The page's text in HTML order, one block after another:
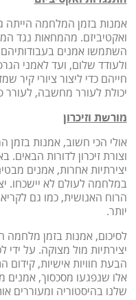
אמנות בזמן המלחמה הייתה
השתמשו אמנים בעבודותיהם
ולעודד שלום, ועד לאמני
חייהם כדי ליצור ציורי קיר
יכולת לעורר מחשבה, לעורר
מורשת וזיכרון
אולי הכי חשוב, אמנות
וצורת זיכרון לדורות הבאים.
יצירתיות אחרות, אמנים
במלחמה לעולם לא יישכחו.
הרוח האנושית, כמו גם
יותר.
לסיכום, אמנות בזמן
יצירתיות מול מצוקה. על
הבעת חוויות אישיות, קידום
אלו שנפגעו מסכסוך, אמנים
שלנו בהיסטוריה ומעוררים